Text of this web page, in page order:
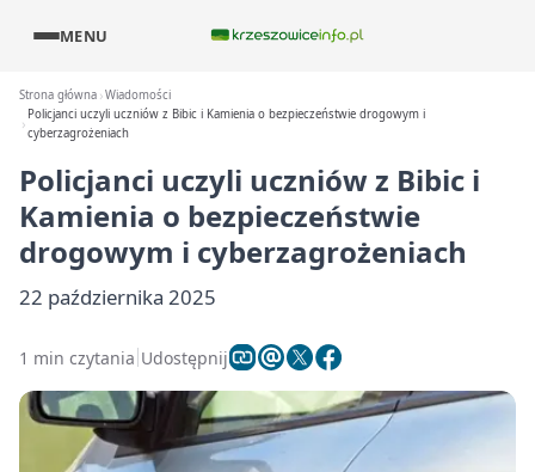
MENU
Strona główna Wiadomości
Policjanci uczyli uczniów z Bibic i Kamienia o bezpieczeństwie drogowym i
cyberzagrożeniach
Policjanci uczyli uczniów z Bibic i
Kamienia o bezpieczeństwie
drogowym i cyberzagrożeniach
22 października 2025
1 min czytania Udostępnij